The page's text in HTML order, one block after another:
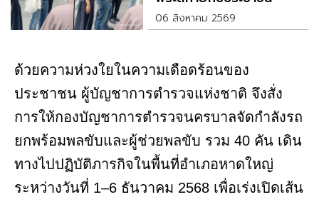
06 สิงหาคม 2569
ด้วยความห่วงใยในความเดือดร้อนของ
ประชาชน ผู้บัญชาการตำรวจแห่งชาติ จึงสั่ง
การให้กองบัญชาการตำรวจนครบาลจัดกำลังรถ
ยกพร้อมพลขับและผู้ช่วยพลขับ รวม 40 คัน เดิน
ทางไปปฏิบัติภารกิจในพื้นที่อำเภอหาดใหญ่
ระหว่างวันที่ 1–6 ธันวาคม 2568 เพื่อเร่งเปิดเส้น